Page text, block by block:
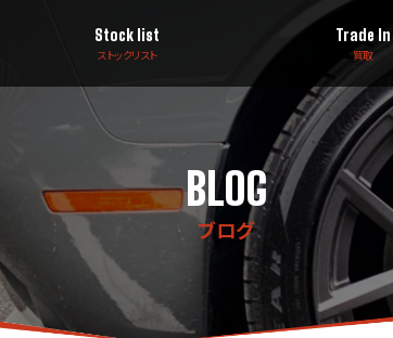
Stock list
ストックリスト
Trade In
買取
BLOG
ブログ